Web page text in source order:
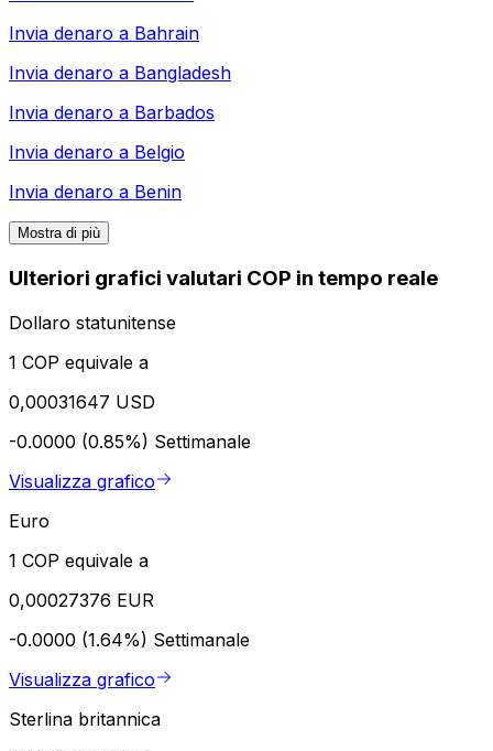
Invia denaro a Bahrain
Invia denaro a Bangladesh
Invia denaro a Barbados
Invia denaro a Belgio
Invia denaro a Benin
Mostra di più
Ulteriori grafici valutari COP in tempo reale
Dollaro statunitense
1 COP equivale a
0,00031647 USD
-0.0000 (0.85%) Settimanale
Visualizza grafico
Euro
1 COP equivale a
0,00027376 EUR
-0.0000 (1.64%) Settimanale
Visualizza grafico
Sterlina britannica